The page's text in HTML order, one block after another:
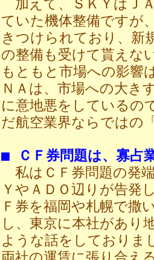
加えて、ＳＫＹはＪ
ていた機体整備ですが
きつけられており、新
の整備も受けて貰えな
もともと市場への影響
ＮＡは、市場への大き
に意地悪をしているの
だ航空業界ならではの
■ ＣＦ券問題は、寡占
私はＣＦ券問題の発
ＹやＡＤＯ辺りが告発
Ｆ券を福岡や札幌で撒
し、東京に本社があり
ような話をしておりま
両社の運賃に張り合え